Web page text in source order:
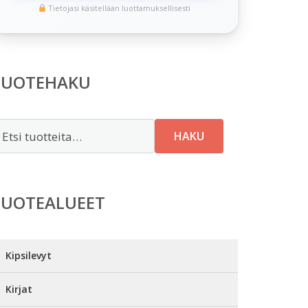
Tietojasi käsitellään luottamuksellisesti
HAKU
Kipsilevyt
Kirjat